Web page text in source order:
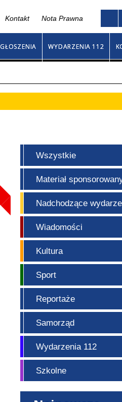
Kontakt Nota Prawna
WYDARZENIA 112
Wszystkie
Materiał
Nadchodzące
Wiadomości
Kultura
Sport
Reportaże
Samorząd
Wydarzenia 112
Szkolne